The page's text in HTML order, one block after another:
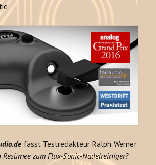
fasst Testredakteur Ralph Werner
Resümee zum Flux-Sonic-Nadelreiniger?